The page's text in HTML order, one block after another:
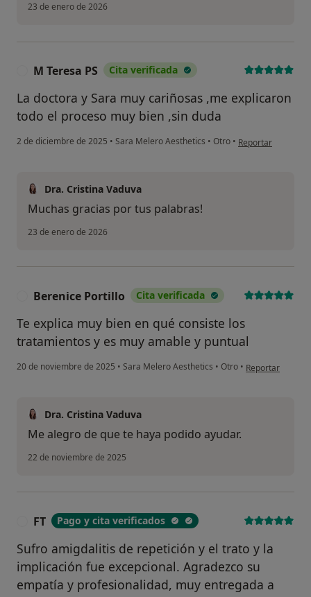
23 de enero de 2026
M Teresa PS Cita verificada
La doctora y Sara muy cariñosas ,me explicaron
todo el proceso muy bien ,sin duda
2 de diciembre de 2025 • Sara Melero Aesthetics • Otro • en opinión del
Reportar
Dra. Cristina Vaduva
Muchas gracias por tus palabras!
23 de enero de 2026
Berenice Portillo Cita verificada
Te explica muy bien en qué consiste los
tratamientos y es muy amable y puntual
20 de noviembre de 2025 • Sara Melero Aesthetics • Otro • en opinión del
Reportar
Dra. Cristina Vaduva
Me alegro de que te haya podido ayudar.
22 de noviembre de 2025
FT Pago y cita verificados
Sufro amigdalitis de repetición y el trato y la
implicación fue excepcional. Agradezco su
empatía y profesionalidad, muy entregada a